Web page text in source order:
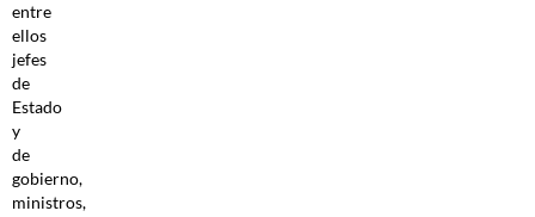
entre
ellos
jefes
de
Estado
y
de
gobierno,
ministros,